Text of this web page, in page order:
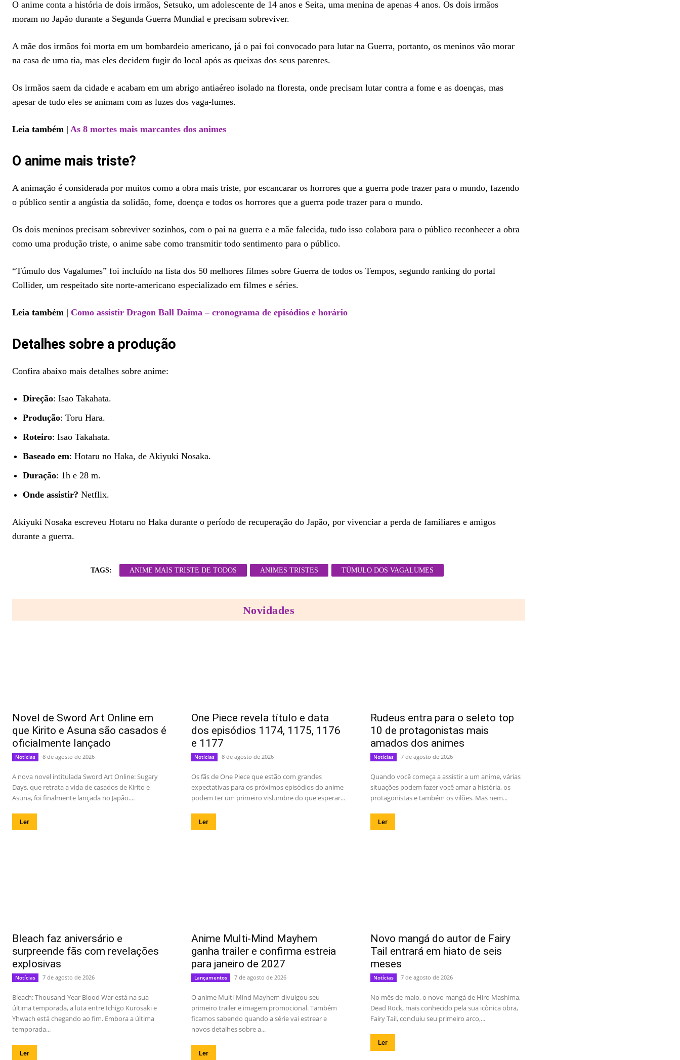
O anime conta a história de dois irmãos, Setsuko, um adolescente de 14 anos e Seita, uma menina de apenas 4 anos. Os dois irmãos
moram no Japão durante a Segunda Guerra Mundial e precisam sobreviver.
A mãe dos irmãos foi morta em um bombardeio americano, já o pai foi convocado para lutar na Guerra, portanto, os meninos vão morar
na casa de uma tia, mas eles decidem fugir do local após as queixas dos seus parentes.
Os irmãos saem da cidade e acabam em um abrigo antiaéreo isolado na floresta, onde precisam lutar contra a fome e as doenças, mas
apesar de tudo eles se animam com as luzes dos vaga-lumes.
Leia também | As 8 mortes mais marcantes dos animes
O anime mais triste?
A animação é considerada por muitos como a obra mais triste, por escancarar os horrores que a guerra pode trazer para o mundo, fazendo
o público sentir a angústia da solidão, fome, doença e todos os horrores que a guerra pode trazer para o mundo.
Os dois meninos precisam sobreviver sozinhos, com o pai na guerra e a mãe falecida, tudo isso colabora para o público reconhecer a obra
como uma produção triste, o anime sabe como transmitir todo sentimento para o público.
“Túmulo dos Vagalumes” foi incluído na lista dos 50 melhores filmes sobre Guerra de todos os Tempos, segundo ranking do portal
Collider, um respeitado site norte-americano especializado em filmes e séries.
Leia também | Como assistir Dragon Ball Daima – cronograma de episódios e horário
Detalhes sobre a produção
Confira abaixo mais detalhes sobre anime:
Direção: Isao Takahata.
Produção: Toru Hara.
Roteiro: Isao Takahata.
Baseado em: Hotaru no Haka, de Akiyuki Nosaka.
Duração: 1h e 28 m.
Onde assistir? Netflix.
Akiyuki Nosaka escreveu Hotaru no Haka durante o período de recuperação do Japão, por vivenciar a perda de familiares e amigos
durante a guerra.
TAGS: ANIME MAIS TRISTE DE TODOS ANIMES TRISTES TÚMULO DOS VAGALUMES
Novidades
Novel de Sword Art Online em
que Kirito e Asuna são casados é
oficialmente lançado
Notícias 8 de agosto de 2026
A nova novel intitulada Sword Art Online: Sugary
Days, que retrata a vida de casados de Kirito e
Asuna, foi finalmente lançada no Japão....
Ler
One Piece revela título e data
dos episódios 1174, 1175, 1176
e 1177
Notícias 8 de agosto de 2026
Os fãs de One Piece que estão com grandes
expectativas para os próximos episódios do anime
podem ter um primeiro vislumbre do que esperar...
Ler
Rudeus entra para o seleto top
10 de protagonistas mais
amados dos animes
Notícias 7 de agosto de 2026
Quando você começa a assistir a um anime, várias
situações podem fazer você amar a história, os
protagonistas e também os vilões. Mas nem...
Ler
Bleach faz aniversário e
surpreende fãs com revelações
explosivas
Notícias 7 de agosto de 2026
Bleach: Thousand-Year Blood War está na sua
última temporada, a luta entre Ichigo Kurosaki e
Yhwach está chegando ao fim. Embora a última
temporada...
Ler
Anime Multi-Mind Mayhem
ganha trailer e confirma estreia
para janeiro de 2027
Lançamentos 7 de agosto de 2026
O anime Multi-Mind Mayhem divulgou seu
primeiro trailer e imagem promocional. Também
ficamos sabendo quando a série vai estrear e
novos detalhes sobre a...
Ler
Novo mangá do autor de Fairy
Tail entrará em hiato de seis
meses
Notícias 7 de agosto de 2026
No mês de maio, o novo mangá de Hiro Mashima,
Dead Rock, mais conhecido pela sua icônica obra,
Fairy Tail, concluiu seu primeiro arco,...
Ler